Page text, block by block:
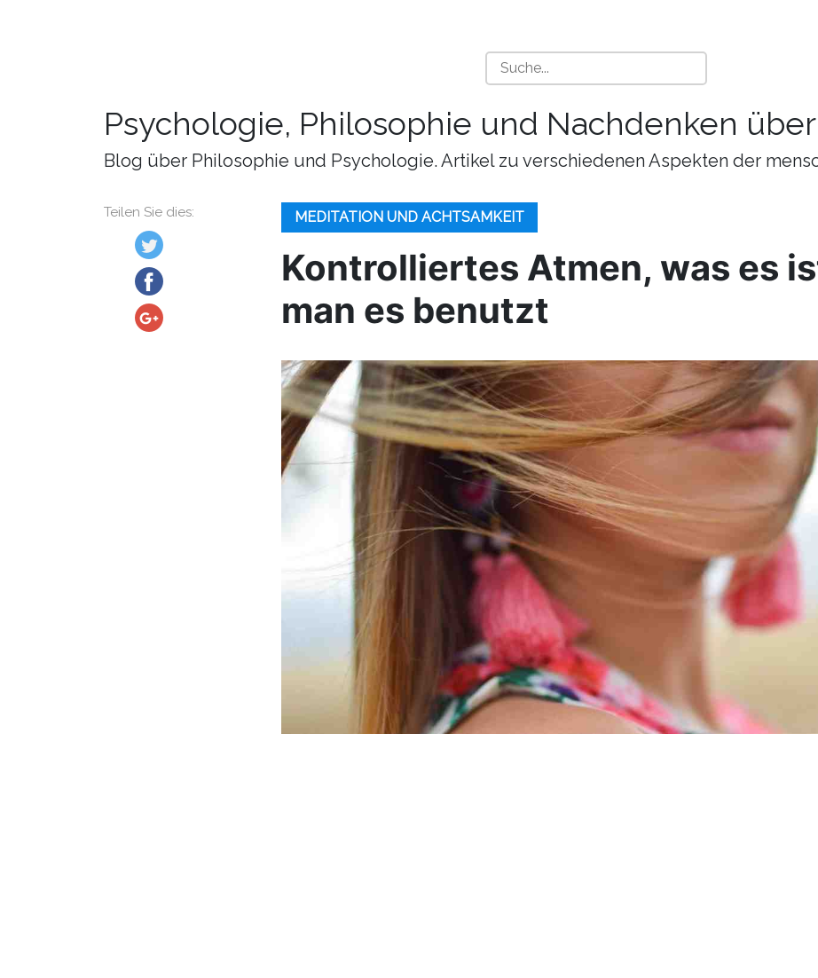
Psychologie, Philosophie und Nachdenken
Blog über Philosophie und Psychologie. Artikel zu verschiedenen Aspekten der
Teilen Sie dies: MEDITATION UND ACHTSAMKEIT
Kontrolliertes Atmen, was es
man es benutzt